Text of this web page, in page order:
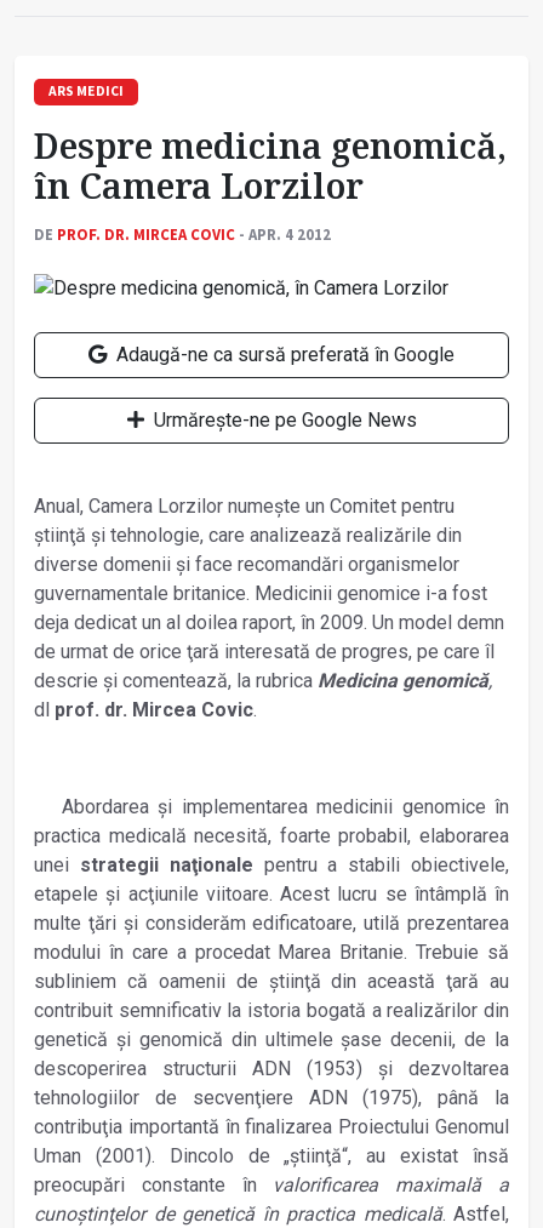
sănătate
Demersuri pentru acces transfrontalier la date
Contractul cadru ar putea fi modificat
temporar
ARS MEDICI
Despre medicina genomică,
în Camera Lorzilor
DE PROF. DR. MIRCEA COVIC - APR. 4 2012
Adaugă-ne ca sursă preferată în Google
Urmărește-ne pe Google News
Anual, Camera Lorzilor numeşte un Comitet pentru
ştiinţă şi tehnologie, care analizează realizările din
diverse domenii şi face recomandări organismelor
guvernamentale britanice. Medicinii genomice i-a fost
deja dedicat un al doilea raport, în 2009. Un model demn
de urmat de orice ţară interesată de progres, pe care îl
descrie şi comentează, la rubrica Medicina genomică,
dl prof. dr. Mircea Covic.
Abordarea şi implementarea medicinii genomice în
practica medicală necesită, foarte probabil, elaborarea
unei strategii naţionale pentru a stabili obiectivele,
etapele şi acţiunile viitoare. Acest lucru se întâmplă în
multe ţări şi considerăm edificatoare, utilă prezentarea
modului în care a procedat Marea Britanie. Trebuie să
subliniem că oamenii de ştiinţă din această ţară au
contribuit semnificativ la istoria bogată a realizărilor din
genetică şi genomică din ultimele şase decenii, de la
descoperirea structurii ADN (1953) şi dezvoltarea
tehnologiilor de secvenţiere ADN (1975), până la
contribuţia importantă în finalizarea Proiectului Genomul
Uman (2001). Dincolo de „ştiinţă“, au existat însă
preocupări constante în valorificarea maximală a
cunoştinţelor de genetică în practica medicală. Astfel,